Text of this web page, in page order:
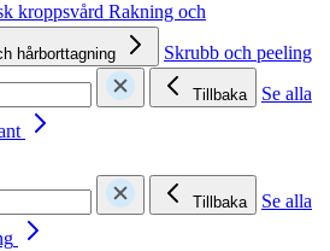
kroppsvård Rakning och
hårborttagning
Skrubb och peeling
Tillbaka
Se alla
Tillbaka
Se alla